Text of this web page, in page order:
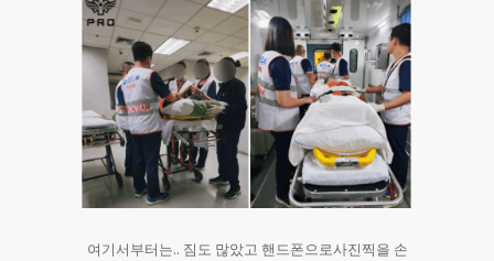
여기서부터는.. 짐도 많았고 핸드폰으로사진찍을 손